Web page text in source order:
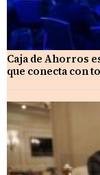
Caja de Ahorros
que conecta con